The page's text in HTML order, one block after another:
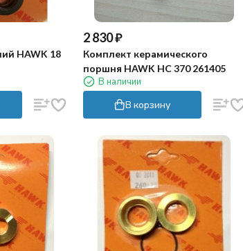
HAWK 18
2 830₽
Комплект керамического
поршня HAWK HC 370 261405
В наличии
В корзину